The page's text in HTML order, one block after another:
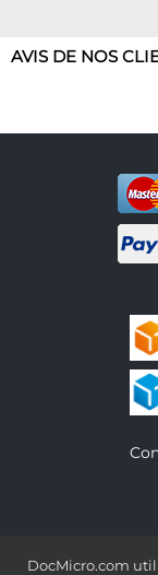
DocMicro.com
AVIS DE NOS